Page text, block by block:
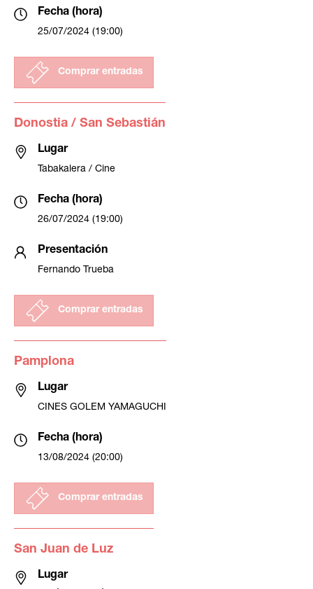
Fecha (hora)
25/07/2024 (19:00)
Comprar entradas
Donostia / San Sebastián
Lugar
Tabakalera / Cine
Fecha (hora)
26/07/2024 (19:00)
Presentación
Fernando Trueba
Comprar entradas
Pamplona
Lugar
CINES GOLEM YAMAGUCHI
Fecha (hora)
13/08/2024 (20:00)
Comprar entradas
San Juan de Luz
Lugar